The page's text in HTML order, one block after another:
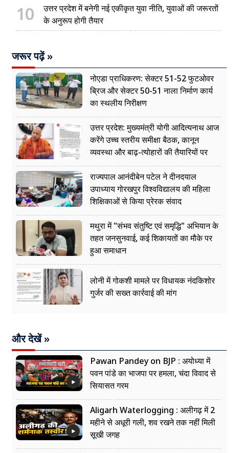
10
उत्तर प्रदेश में बनेगी नई एकीकृत युवा नीति, युवाओं की जरूरतों
के अनुरूप होगी तैयार
जरूर पढ़ें »
नोएडा प्राधिकरण: सेक्टर 51-52 फुटओवर
ब्रिज और सेक्टर 50-51 नाला निर्माण कार्य
का स्थलीय निरीक्षण
उत्तर प्रदेश: मुख्यमंत्री योगी आदित्यनाथ आज
करेंगे उच्च स्तरीय समीक्षा बैठक, कानून
व्यवस्था और बाढ़-त्योहारों की तैयारियों पर
नजर
राज्यपाल आनंदीबेन पटेल ने दीनदयाल
उपाध्याय गोरखपुर विश्वविद्यालय की महिला
शिक्षिकाओं से किया प्रेरक संवाद
मथुरा में "संभव संतुष्टि एवं समृद्धि" अभियान के
तहत जनसुनवाई, कई शिकायतों का मौके पर
हुआ समाधान
लोनी में गोकशी मामले पर विधायक नंदकिशोर
गुर्जर की सख्त कार्रवाई की मांग
और देखें »
Pawan Pandey on BJP : अयोध्या में
पवन पांडे का भाजपा पर हमला, चंदा विवाद से
सियासत गरम
Aligarh Waterlogging : अलीगढ़ में 2
महीने से अधूरी गली, शव रखने तक नहीं मिली
सूखी जगह